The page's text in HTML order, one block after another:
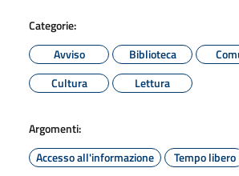
Categorie:
Avviso
Biblioteca
Cultura
Lettura
Argomenti:
Accesso all'informazione
Tempo libero